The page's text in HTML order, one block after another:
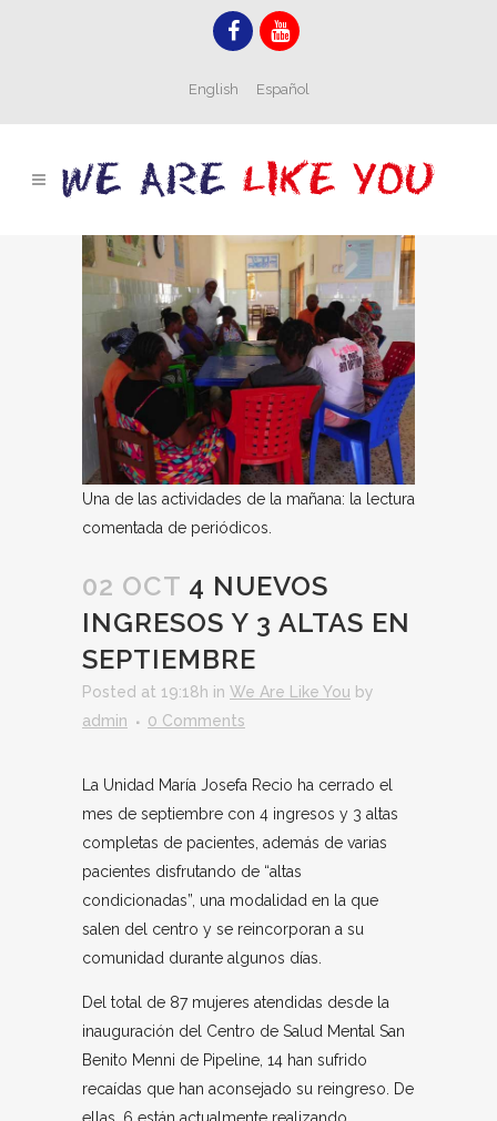
English Español
Una de las actividades de la mañana: la lectura
comentada de periódicos.
02 OCT 4 NUEVOS
INGRESOS Y 3 ALTAS EN
SEPTIEMBRE
Posted at 19:18h in We Are Like You by
admin
0 Comments
La Unidad María Josefa Recio ha cerrado el
mes de septiembre con 4 ingresos y 3 altas
completas de pacientes, además de varias
pacientes disfrutando de “altas
condicionadas”, una modalidad en la que
salen del centro y se reincorporan a su
comunidad durante algunos días.
Del total de 87 mujeres atendidas desde la
inauguración del Centro de Salud Mental San
Benito Menni de Pipeline, 14 han sufrido
recaídas que han aconsejado su reingreso. De